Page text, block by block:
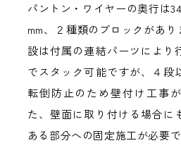
パントン・ワイヤーの奥行は
mm、２種類のブロックがあ
設は付属の連結パーツにより
でスタック可能ですが、４段
転倒防止のため壁付け工事
た、壁面に取り付ける場合に
ある部分への固定施工が必要で